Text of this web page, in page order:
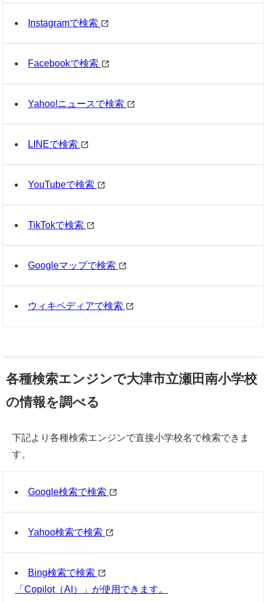
Instagramで検索
Facebookで検索
Yahoo!ニュースで検索
LINEで検索
YouTubeで検索
TikTokで検索
Googleマップで検索
ウィキペディアで検索
各種検索エンジンで大津市立瀬田南小学校
の情報を調べる
下記より各種検索エンジンで直接小学校名で検索できま
す。
Google検索で検索
Yahoo検索で検索
Bing検索で検索
「Copilot（AI）」が使用できます。